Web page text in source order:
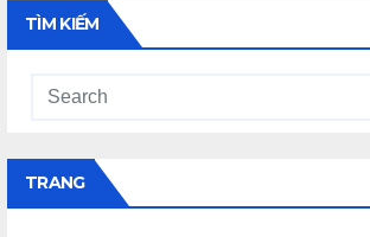
TÌM KIẾM
TRANG